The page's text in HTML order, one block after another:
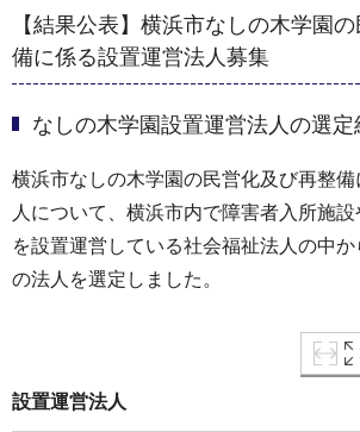
【結果公表】横浜市なしの木学園
備に係る設置運営法人募集
なしの木学園設置運営法人の選定
横浜市なしの木学園の民営化及び再整
人について、横浜市内で障害者入所施
を設置運営している社会福祉法人の中
の法人を選定しました。
設置運営法人